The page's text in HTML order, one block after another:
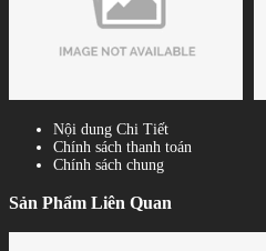
Nội dung Chi Tiết
Chính sách thanh toán
Chính sách chung
Sản Phẩm Liên Quan